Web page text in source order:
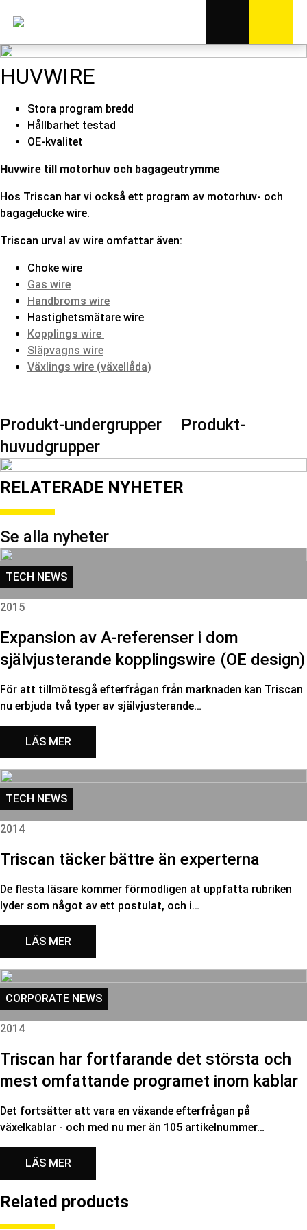
HUVWIRE
Stora program bredd
Hållbarhet testad
OE-kvalitet
Huvwire till motorhuv och bagageutrymme
Hos Triscan har vi också ett program av motorhuv- och
bagagelucke wire.
Triscan urval av wire omfattar även:
Choke wire
Gas wire
Handbroms wire
Hastighetsmätare wire
Kopplings wire
Släpvagns wire
Växlings wire (växellåda)
Produkt-undergrupper
Produkt-
huvudgrupper
RELATERADE NYHETER
Se alla nyheter
TECH NEWS
2015
Expansion av A-referenser i dom
självjusterande kopplingswire (OE design)
För att tillmötesgå efterfrågan från marknaden kan Triscan
nu erbjuda två typer av självjusterande…
LÄS MER
TECH NEWS
2014
Triscan täcker bättre än experterna
De flesta läsare kommer förmodligen at uppfatta rubriken
lyder som något av ett postulat, och i…
LÄS MER
CORPORATE NEWS
2014
Triscan har fortfarande det största och
mest omfattande programet inom kablar
Det fortsätter att vara en växande efterfrågan på
växelkablar - och med nu mer än 105 artikelnummer…
LÄS MER
Related products